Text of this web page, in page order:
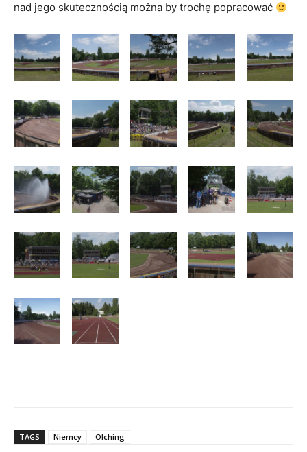
nad jego skutecznością można by trochę popracować
TAGS Niemcy Olching